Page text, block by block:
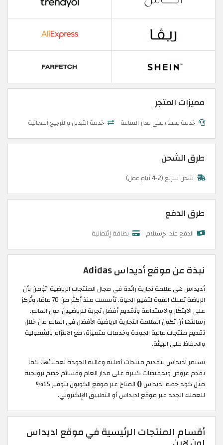
مميزات المتجر
خدمة عملاء على مدار الساعة خدمة التبديل والترجيع المجانية
طرق الشحن
شحن سريع (2-4 أيام عمل)
طرق الدفع
الدفع عند الإستلام بطاقة إئتمانية
نبذة عن موقع أديداس Adidas
أديداس هي علامة تجارية رائدة في مجال المنتجات الرياضية. تؤمن بأن
الرياضة تملك القوة لتغيير الحياة. تأسست منذ أكثر من 70 عامًا، وتُركز
على الابتكار والاستدامة وتقديم أفضل تجربة للرياضيين حول العالم.
رسالتها أن تكون العلامة التجارية الرياضية الأفضل في العالم من خلال
تقديم منتجات عالية الجودة وخدمات متميزة، مع الالتزام بالشمولية
والحفاظ على البيئة.
تستمر اديداس بتقديم منتجات أصلية وعالية الجودة لعملائها، كما
تقدم عروض وتخفيضات كبيرة على مدار العام وقسائم خصم ترويجية
مثل كود خصم اديداس()
المتاح عبر موقع الكوبون بتوفير 15%
للعملاء الجدد عبر موقع اديداس أو التطبيق الإلكتروني.
أقسام المنتجات الرئيسية في موقع اديداس